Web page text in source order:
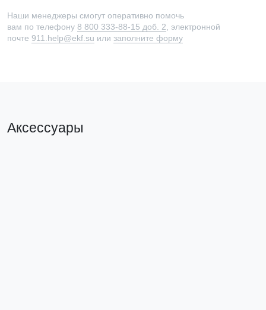
Наши менеджеры смогут оперативно помочь
вам по телефону 8 800 333-88-15 доб. 2 , электронной
почте 911.help@ekf.su или заполните форму
Аксессуары